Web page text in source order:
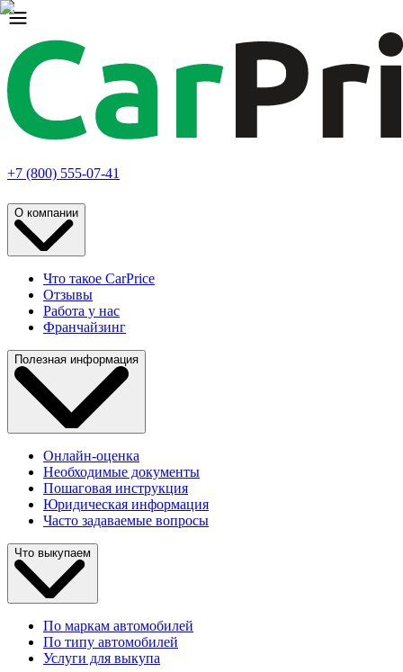
+7 (800) 555-07-41
О компании
Что такое CarPrice
Отзывы
Работа у нас
Франчайзинг
Полезная информация
Онлайн-оценка
Необходимые документы
Пошаговая инструкция
Юридическая информация
Часто задаваемые вопросы
Что выкупаем
По маркам автомобилей
По типу автомобилей
Услуги для выкупа